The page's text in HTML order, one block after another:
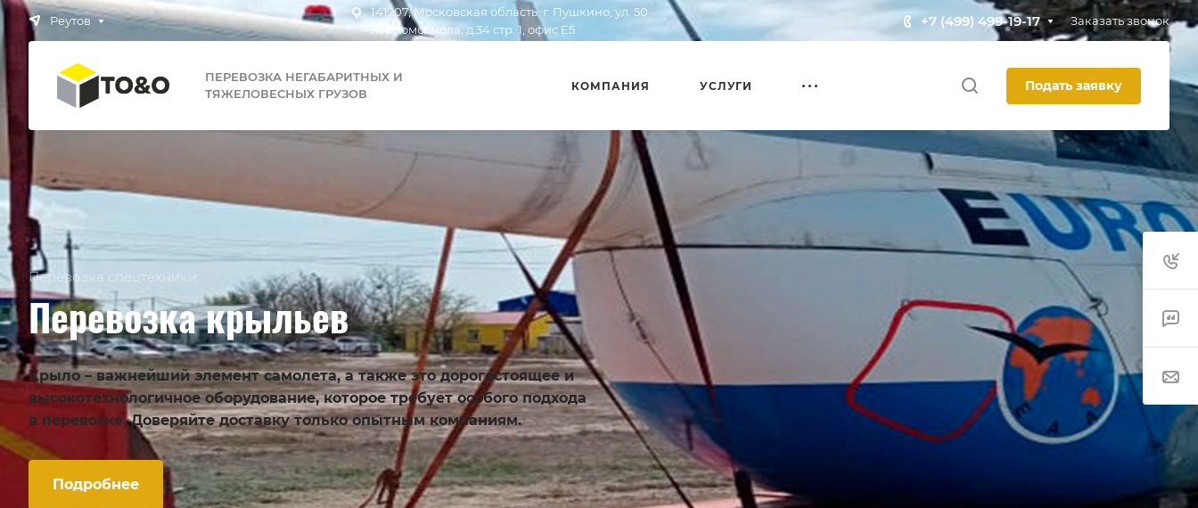
Реутов
141207, Московская область, г. Пушкино, ул. 50
лет Комсомола, д.34 стр. 1, офис E5
+7 (499) 499-19-17 Заказать звонок
ПЕРЕВОЗКА НЕГАБАРИТНЫХ И
ТЯЖЕЛОВЕСНЫХ ГРУЗОВ
КОМПАНИЯ УСЛУГИ Подать заявку
Перевозка спецтехники
Перевозка крыльев
Крыло – важнейший элемент самолета, а также это дорогостоящее и
высокотехнологичное оборудование, которое требует особого подхода
в перевозке. Доверяйте доставку только опытным компаниям.
Подробнее